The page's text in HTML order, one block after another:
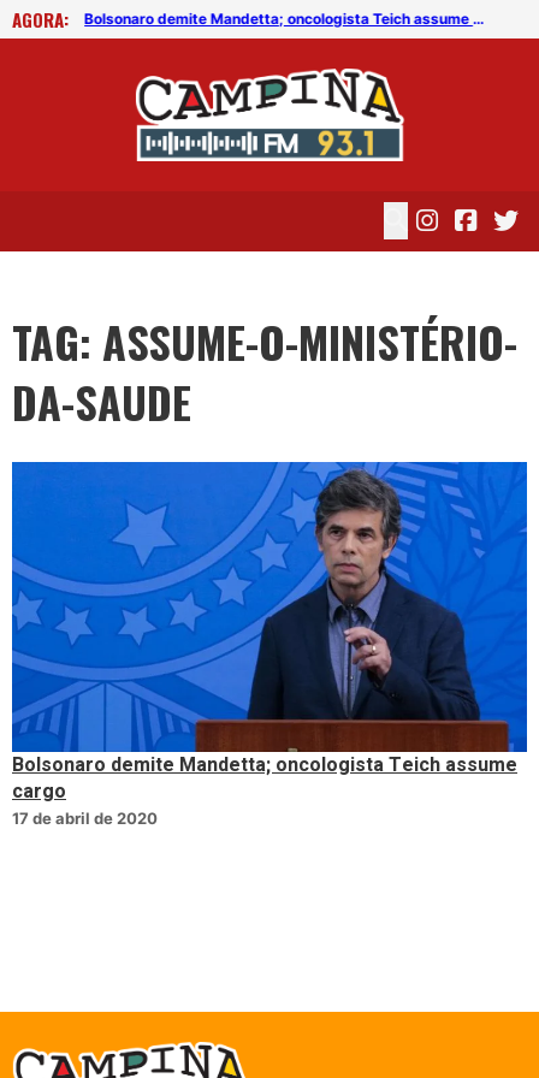
AGORA:
Bolsonaro demite Mandetta; oncologista Teich assume cargo Bolsonaro demite Mandetta; oncologista Teich assume cargo
TAG: ASSUME-O-MINISTÉRIO-
DA-SAUDE
Bolsonaro demite Mandetta; oncologista Teich assume
cargo
17 de abril de 2020